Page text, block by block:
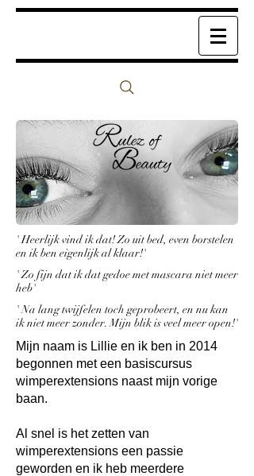
' Heerlijk vind ik dat! Zo uit bed, even borstelen
en ik ben eigenlijk al klaar!'
' Zo fijn dat ik dat gedoe met mascara niet meer
heb'
' Na lang twijfelen toch geprobeert, en nu kan
ik niet meer zonder. Mijn blik is veel meer open!'
Mijn naam is Lillie en ik ben in 2014
begonnen met een basiscursus
wimperextensions naast mijn vorige
baan.
Al snel is het zetten van
wimperextensions een passie
geworden en ik heb meerdere